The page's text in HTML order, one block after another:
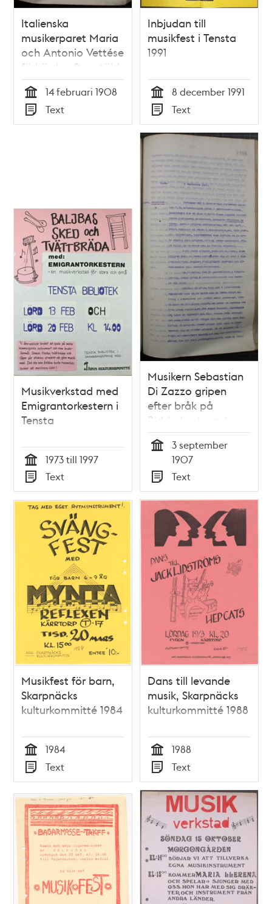
Italienska
musikerparet Maria
och Antonio Vettése
förhörda efter stöld
av guldring
Tid
14 februari 1908
Typ
Text
Inbjudan till
musikfest i Tensta
1991
Tid
8 december 1991
Typ
Text
Musikverkstad med
Emigrantorkestern i
Tensta
Tid
1973 till 1997
Typ
Text
Musikern Sebastian
Di Zazzo gripen
efter bråk på
Riddarhustorget
3 september
1907
Typ
Text
Musikfest för barn,
Skarpnäcks
kulturkommitté 1984
Tid
1984
Typ
Text
Dans till levande
musik, Skarpnäcks
kulturkommitté 1988
Tid
1988
Typ
Text